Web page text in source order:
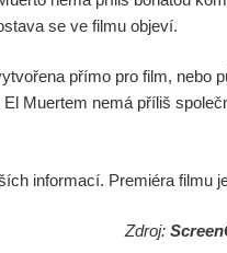
se ve filmu objeví.
přímo pro film, nebo
Muertem nemá příliš
informací. Premiéra filmu
Zdroj: